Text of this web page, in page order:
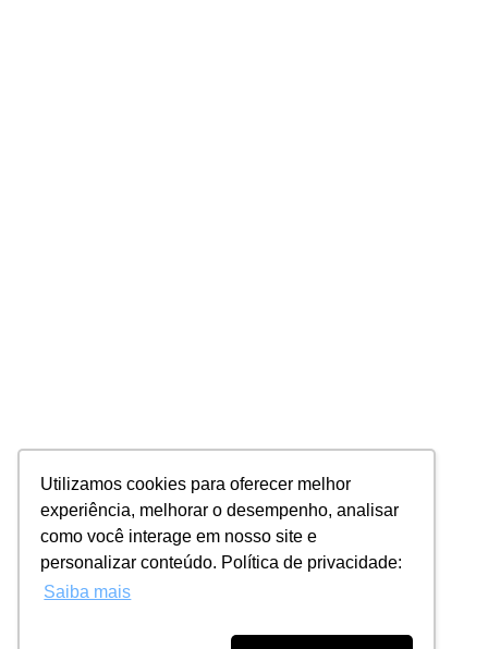
Utilizamos cookies para oferecer melhor
experiência, melhorar o desempenho, analisar
como você interage em nosso site e
personalizar conteúdo. Política de privacidade:
Saiba mais